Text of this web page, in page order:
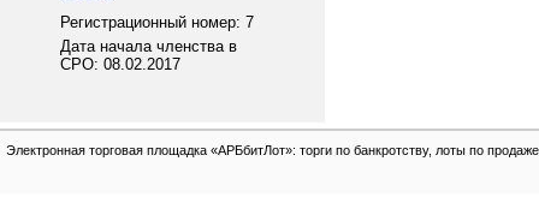
Регистрационный номер: 7
Дата начала членства в
СРО: 08.02.2017
Электронная торговая площадка «АРБбитЛот»: торги по банкротству, лоты по